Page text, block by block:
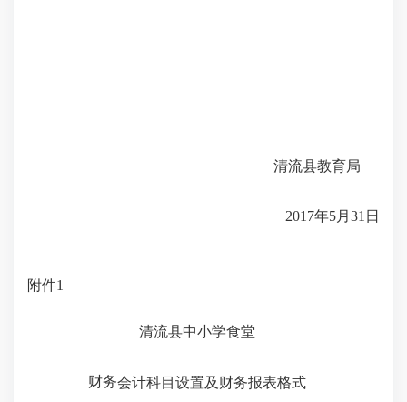
清流县教育局
2017年5月31日
附件1
清流县中小学食堂
财务会计科目设置及财务报表格式